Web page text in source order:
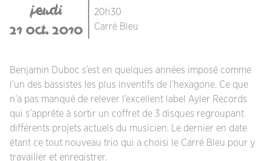
jeudi
21 oct. 2010
20h30
Carré Bleu
Benjamin Duboc s’est en quelques années imposé comme
l’un des bassistes les plus inventifs de l’hexagone. Ce que
n’a pas manqué de relever l’excellent label Ayler Records
qui s’apprête à sortir un coffret de 3 disques regroupant
différents projets actuels du musicien. Le dernier en date
étant ce tout nouveau trio qui a choisi le Carré Bleu pour y
travailler et enregistrer.